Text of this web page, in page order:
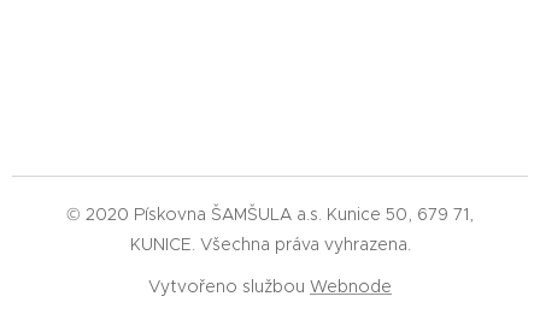
© 2020 Pískovna ŠAMŠULA a.s. Kunice 50, 679 71,
KUNICE. Všechna práva vyhrazena.
Vytvořeno službou Webnode